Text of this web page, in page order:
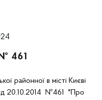
461
районної в місті Києві
20.10.2014 №461 "Про